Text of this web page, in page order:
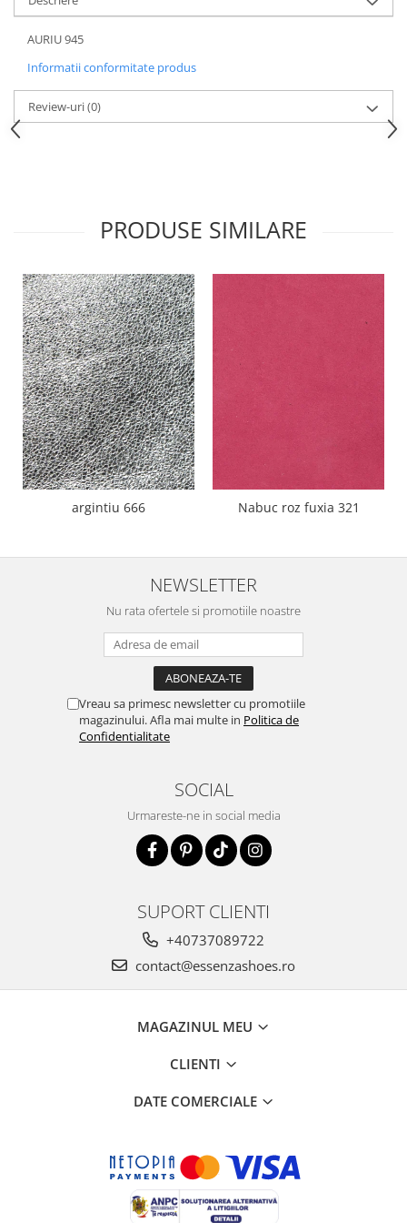
AURIU 945
Informatii conformitate produs
Review-uri(0)
PRODUSE SIMILARE
argintiu 666 Nabuc roz fuxia 321
NEWSLETTER
Nu rata ofertele si promotiile noastre
Vreau sa primesc newsletter cu promotiile
magazinului. Afla mai multe in Politica de
Confidentialitate
SOCIAL
Urmareste-ne in social media
SUPORT CLIENTI
+40737089722
contact@essenzashoes.ro
MAGAZINUL MEU
CLIENTI
DATE COMERCIALE